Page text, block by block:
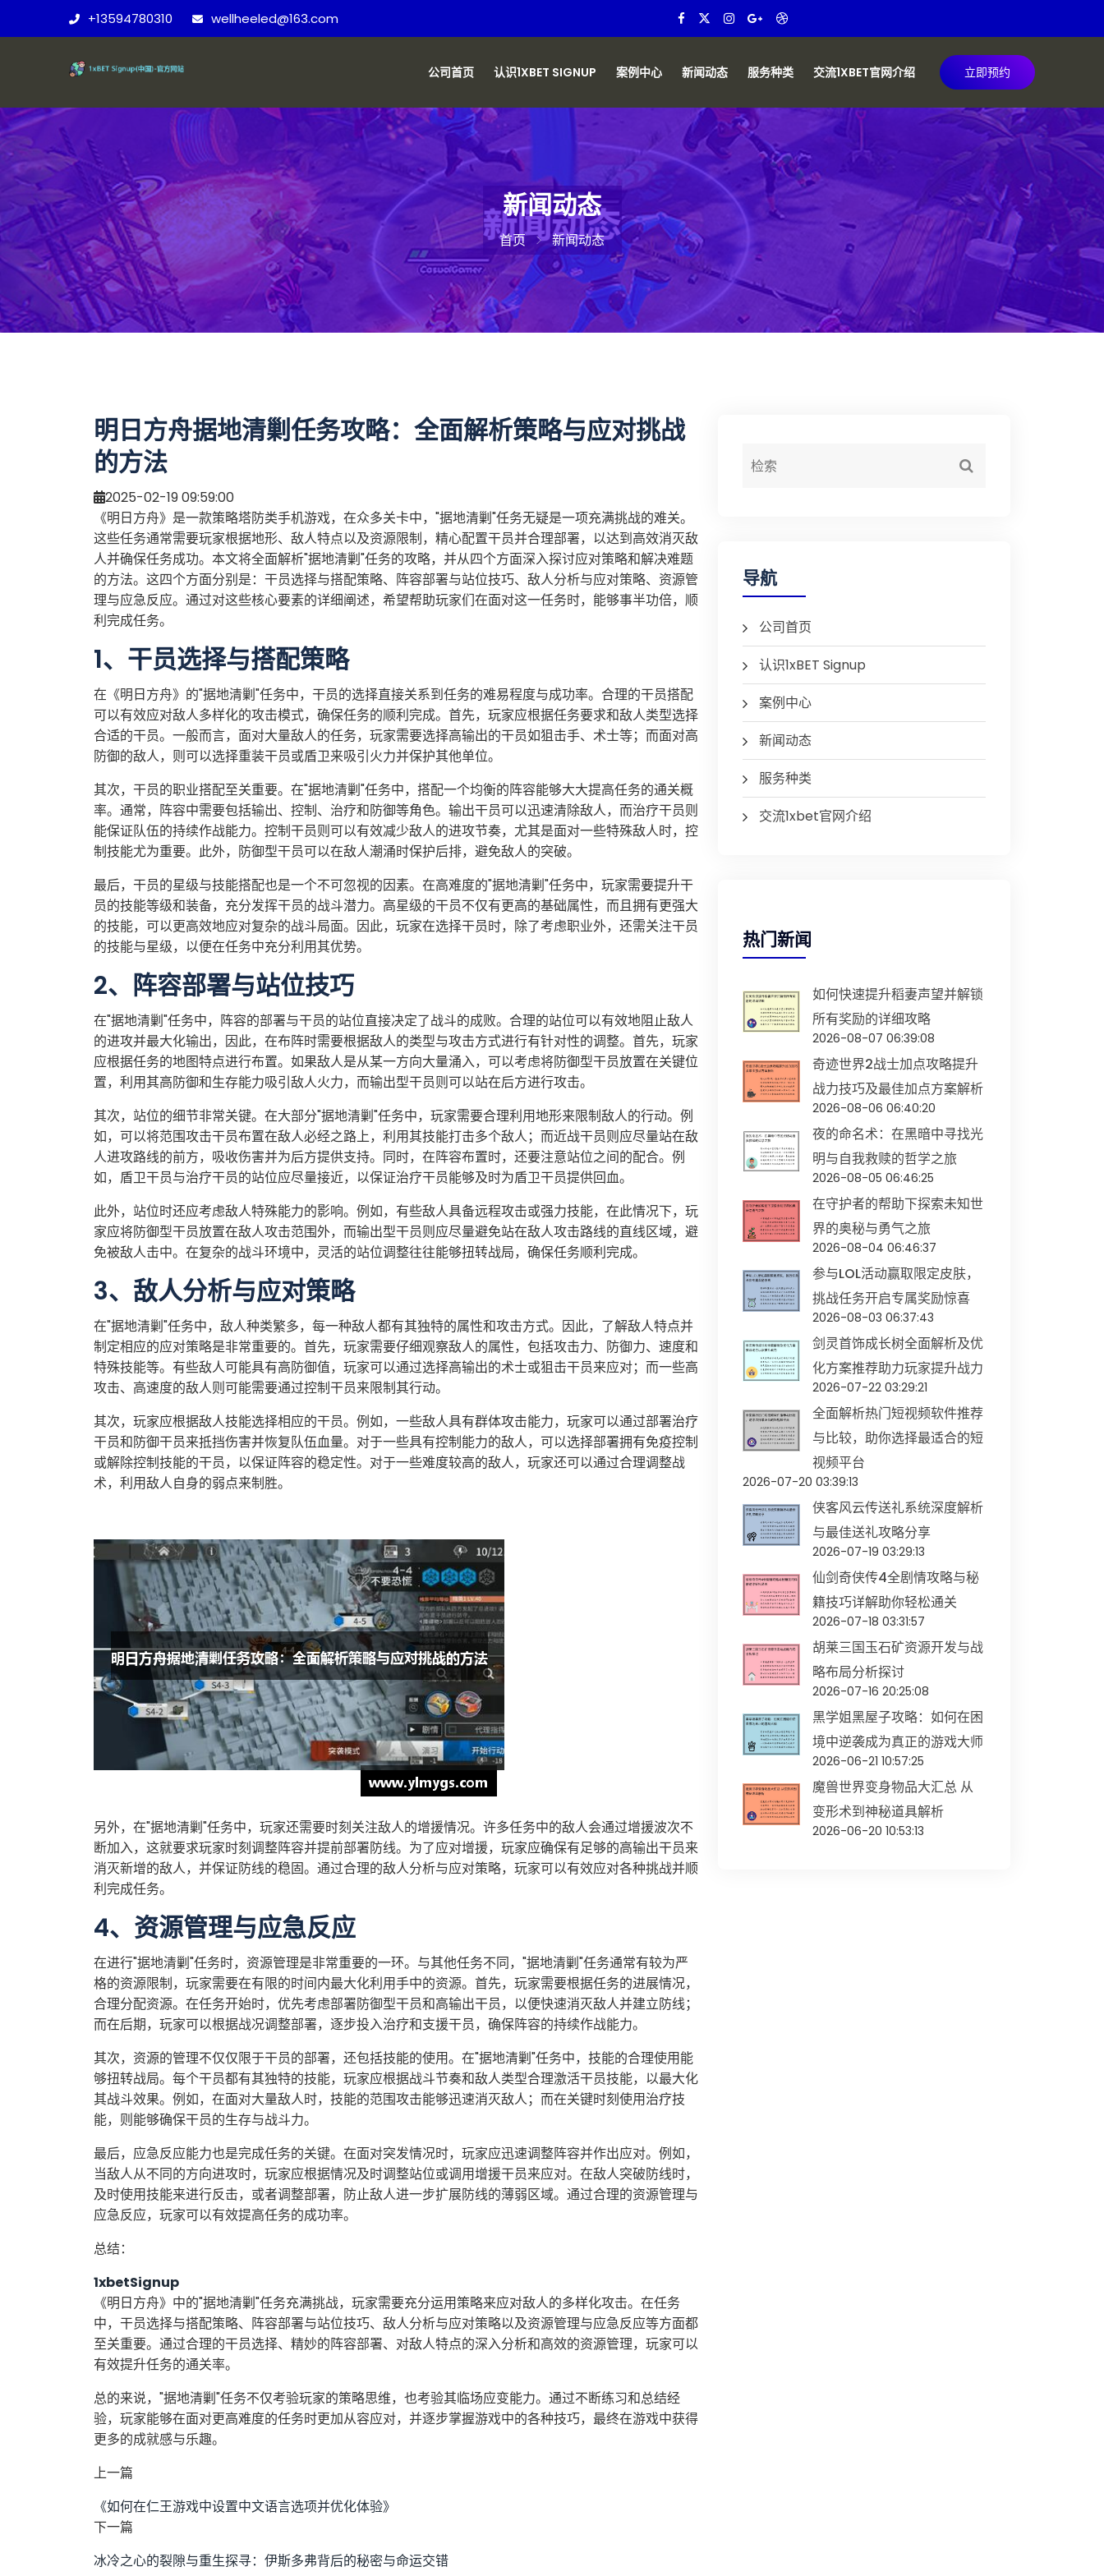
+13594780310 wellheeled@163.com
公司首页 认识1XBET SIGNUP 案例中心 新闻动态 服务种类 交流1XBET官网介绍 立即预约
新闻动态
首页 新闻动态
明日方舟据地清剿任务攻略：全面解析策略与应对挑战
的方法
2025-02-19 09:59:00
《明日方舟》是一款策略塔防类手机游戏，在众多关卡中，"据地清剿"任务无疑是一项充满挑战的难关。
这些任务通常需要玩家根据地形、敌人特点以及资源限制，精心配置干员并合理部署，以达到高效消灭敌
人并确保任务成功。本文将全面解析"据地清剿"任务的攻略，并从四个方面深入探讨应对策略和解决难题
的方法。这四个方面分别是：干员选择与搭配策略、阵容部署与站位技巧、敌人分析与应对策略、资源管
理与应急反应。通过对这些核心要素的详细阐述，希望帮助玩家们在面对这一任务时，能够事半功倍，顺
利完成任务。
1、干员选择与搭配策略
在《明日方舟》的"据地清剿"任务中，干员的选择直接关系到任务的难易程度与成功率。合理的干员搭配
可以有效应对敌人多样化的攻击模式，确保任务的顺利完成。首先，玩家应根据任务要求和敌人类型选择
合适的干员。一般而言，面对大量敌人的任务，玩家需要选择高输出的干员如狙击手、术士等；而面对高
防御的敌人，则可以选择重装干员或盾卫来吸引火力并保护其他单位。
其次，干员的职业搭配至关重要。在"据地清剿"任务中，搭配一个均衡的阵容能够大大提高任务的通关概
率。通常，阵容中需要包括输出、控制、治疗和防御等角色。输出干员可以迅速清除敌人，而治疗干员则
能保证队伍的持续作战能力。控制干员则可以有效减少敌人的进攻节奏，尤其是面对一些特殊敌人时，控
制技能尤为重要。此外，防御型干员可以在敌人潮涌时保护后排，避免敌人的突破。
最后，干员的星级与技能搭配也是一个不可忽视的因素。在高难度的"据地清剿"任务中，玩家需要提升干
员的技能等级和装备，充分发挥干员的战斗潜力。高星级的干员不仅有更高的基础属性，而且拥有更强大
的技能，可以更高效地应对复杂的战斗局面。因此，玩家在选择干员时，除了考虑职业外，还需关注干员
的技能与星级，以便在任务中充分利用其优势。
2、阵容部署与站位技巧
在"据地清剿"任务中，阵容的部署与干员的站位直接决定了战斗的成败。合理的站位可以有效地阻止敌人
的进攻并最大化输出，因此，在布阵时需要根据敌人的类型与攻击方式进行有针对性的调整。首先，玩家
应根据任务的地图特点进行布置。如果敌人是从某一方向大量涌入，可以考虑将防御型干员放置在关键位
置，利用其高防御和生存能力吸引敌人火力，而输出型干员则可以站在后方进行攻击。
其次，站位的细节非常关键。在大部分"据地清剿"任务中，玩家需要合理利用地形来限制敌人的行动。例
如，可以将范围攻击干员布置在敌人必经之路上，利用其技能打击多个敌人；而近战干员则应尽量站在敌
人进攻路线的前方，吸收伤害并为后方提供支持。同时，在阵容布置时，还要注意站位之间的配合。例
如，盾卫干员与治疗干员的站位应尽量接近，以保证治疗干员能够及时为盾卫干员提供回血。
此外，站位时还应考虑敌人特殊能力的影响。例如，有些敌人具备远程攻击或强力技能，在此情况下，玩
家应将防御型干员放置在敌人攻击范围外，而输出型干员则应尽量避免站在敌人攻击路线的直线区域，避
免被敌人击中。在复杂的战斗环境中，灵活的站位调整往往能够扭转战局，确保任务顺利完成。
3、敌人分析与应对策略
在"据地清剿"任务中，敌人种类繁多，每一种敌人都有其独特的属性和攻击方式。因此，了解敌人特点并
制定相应的应对策略是非常重要的。首先，玩家需要仔细观察敌人的属性，包括攻击力、防御力、速度和
特殊技能等。有些敌人可能具有高防御值，玩家可以通过选择高输出的术士或狙击干员来应对；而一些高
攻击、高速度的敌人则可能需要通过控制干员来限制其行动。
其次，玩家应根据敌人技能选择相应的干员。例如，一些敌人具有群体攻击能力，玩家可以通过部署治疗
干员和防御干员来抵挡伤害并恢复队伍血量。对于一些具有控制能力的敌人，可以选择部署拥有免疫控制
或解除控制技能的干员，以保证阵容的稳定性。对于一些难度较高的敌人，玩家还可以通过合理调整战
术，利用敌人自身的弱点来制胜。
另外，在"据地清剿"任务中，玩家还需要时刻关注敌人的增援情况。许多任务中的敌人会通过增援波次不
断加入，这就要求玩家时刻调整阵容并提前部署防线。为了应对增援，玩家应确保有足够的高输出干员来
消灭新增的敌人，并保证防线的稳固。通过合理的敌人分析与应对策略，玩家可以有效应对各种挑战并顺
利完成任务。
4、资源管理与应急反应
在进行"据地清剿"任务时，资源管理是非常重要的一环。与其他任务不同，"据地清剿"任务通常有较为严
格的资源限制，玩家需要在有限的时间内最大化利用手中的资源。首先，玩家需要根据任务的进展情况，
合理分配资源。在任务开始时，优先考虑部署防御型干员和高输出干员，以便快速消灭敌人并建立防线；
而在后期，玩家可以根据战况调整部署，逐步投入治疗和支援干员，确保阵容的持续作战能力。
其次，资源的管理不仅仅限于干员的部署，还包括技能的使用。在"据地清剿"任务中，技能的合理使用能
够扭转战局。每个干员都有其独特的技能，玩家应根据战斗节奏和敌人类型合理激活干员技能，以最大化
其战斗效果。例如，在面对大量敌人时，技能的范围攻击能够迅速消灭敌人；而在关键时刻使用治疗技
能，则能够确保干员的生存与战斗力。
最后，应急反应能力也是完成任务的关键。在面对突发情况时，玩家应迅速调整阵容并作出应对。例如，
当敌人从不同的方向进攻时，玩家应根据情况及时调整站位或调用增援干员来应对。在敌人突破防线时，
及时使用技能来进行反击，或者调整部署，防止敌人进一步扩展防线的薄弱区域。通过合理的资源管理与
应急反应，玩家可以有效提高任务的成功率。
总结：
1xbetSignup
《明日方舟》中的"据地清剿"任务充满挑战，玩家需要充分运用策略来应对敌人的多样化攻击。在任务
中，干员选择与搭配策略、阵容部署与站位技巧、敌人分析与应对策略以及资源管理与应急反应等方面都
至关重要。通过合理的干员选择、精妙的阵容部署、对敌人特点的深入分析和高效的资源管理，玩家可以
有效提升任务的通关率。
总的来说，"据地清剿"任务不仅考验玩家的策略思维，也考验其临场应变能力。通过不断练习和总结经
验，玩家能够在面对更高难度的任务时更加从容应对，并逐步掌握游戏中的各种技巧，最终在游戏中获得
更多的成就感与乐趣。
上一篇
《如何在仁王游戏中设置中文语言选项并优化体验》
下一篇
冰冷之心的裂隙与重生探寻：伊斯多弗背后的秘密与命运交错
导航
公司首页
认识1xBET Signup
案例中心
新闻动态
服务种类
交流1xbet官网介绍
热门新闻
如何快速提升稻妻声望并解锁
所有奖励的详细攻略
2026-08-07 06:39:08
奇迹世界2战士加点攻略提升
战力技巧及最佳加点方案解析
2026-08-06 06:40:20
夜的命名术：在黑暗中寻找光
明与自我救赎的哲学之旅
2026-08-05 06:46:25
在守护者的帮助下探索未知世
界的奥秘与勇气之旅
2026-08-04 06:46:37
参与LOL活动赢取限定皮肤，
挑战任务开启专属奖励惊喜
2026-08-03 06:37:43
剑灵首饰成长树全面解析及优
化方案推荐助力玩家提升战力
2026-07-22 03:29:21
全面解析热门短视频软件推荐
与比较，助你选择最适合的短
视频平台
2026-07-20 03:39:13
侠客风云传送礼系统深度解析
与最佳送礼攻略分享
2026-07-19 03:29:13
仙剑奇侠传4全剧情攻略与秘
籍技巧详解助你轻松通关
2026-07-18 03:31:57
胡莱三国玉石矿资源开发与战
略布局分析探讨
2026-07-16 20:25:08
黑学姐黑屋子攻略：如何在困
境中逆袭成为真正的游戏大师
2026-06-21 10:57:25
魔兽世界变身物品大汇总 从
变形术到神秘道具解析
2026-06-20 10:53:13